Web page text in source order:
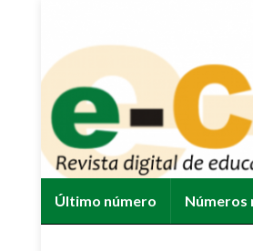
Último número Números